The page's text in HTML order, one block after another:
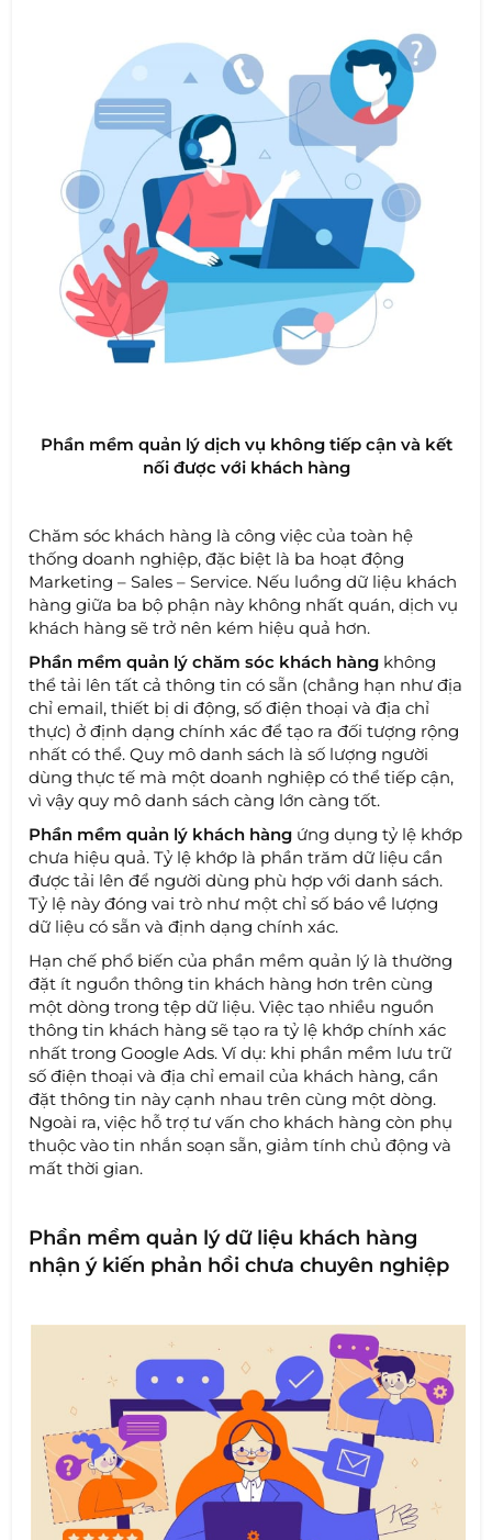
Phần mềm quản lý dịch vụ không tiếp cận và kết
nối được với khách hàng
Chăm sóc khách hàng là công việc của toàn hệ
thống doanh nghiệp, đặc biệt là ba hoạt động
Marketing – Sales – Service. Nếu luồng dữ liệu khách
hàng giữa ba bộ phận này không nhất quán, dịch vụ
khách hàng sẽ trở nên kém hiệu quả hơn.
Phần mềm quản lý chăm sóc khách hàng không
thể tải lên tất cả thông tin có sẵn (chẳng hạn như địa
chỉ email, thiết bị di động, số điện thoại và địa chỉ
thực) ở định dạng chính xác để tạo ra đối tượng rộng
nhất có thể. Quy mô danh sách là số lượng người
dùng thực tế mà một doanh nghiệp có thể tiếp cận,
vì vậy quy mô danh sách càng lớn càng tốt.
Phần mềm quản lý khách hàng ứng dụng tỷ lệ khớp
chưa hiệu quả. Tỷ lệ khớp là phần trăm dữ liệu cần
được tải lên để người dùng phù hợp với danh sách.
Tỷ lệ này đóng vai trò như một chỉ số báo về lượng
dữ liệu có sẵn và định dạng chính xác.
Hạn chế phổ biến của phần mềm quản lý là thường
đặt ít nguồn thông tin khách hàng hơn trên cùng
một dòng trong tệp dữ liệu. Việc tạo nhiều nguồn
thông tin khách hàng sẽ tạo ra tỷ lệ khớp chính xác
nhất trong Google Ads. Ví dụ: khi phần mềm lưu trữ
số điện thoại và địa chỉ email của khách hàng, cần
đặt thông tin này cạnh nhau trên cùng một dòng.
Ngoài ra, việc hỗ trợ tư vấn cho khách hàng còn phụ
thuộc vào tin nhắn soạn sẵn, giảm tính chủ động và
mất thời gian.
Phần mềm quản lý dữ liệu khách hàng
nhận ý kiến phản hồi chưa chuyên nghiệp